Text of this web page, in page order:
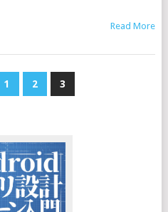
Read More
1 2 3